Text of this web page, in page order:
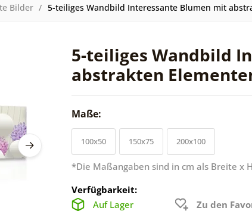
Bilder 5-teiliges Wandbild Interessante Blumen mit
5-teiliges Wandbild
abstrakten
Maße:
100x50 150x75 200x100
*Die Maßangaben sind in cm als Breite x
Verfügbarkeit:
Auf Lager
Zu den